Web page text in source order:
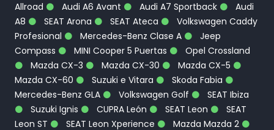
Allroad
Audi A6 Avant Audi A7 Sportback
Audi
A8
SEAT Arona SEAT Ateca
Volkswagen Caddy
Profesional
Mercedes-Benz Clase A
Jeep
Compass
MINI Cooper 5 Puertas
Opel Crossland
Mazda CX-3
Mazda CX-30
Mazda CX-5
Mazda CX-60
Suzuki e Vitara
Skoda Fabia
Mercedes-Benz GLA
Volkswagen Golf
SEAT Ibiza
Suzuki Ignis
CUPRA León SEAT Leon
SEAT
Leon ST
SEAT Leon Xperience
Mazda Mazda 2